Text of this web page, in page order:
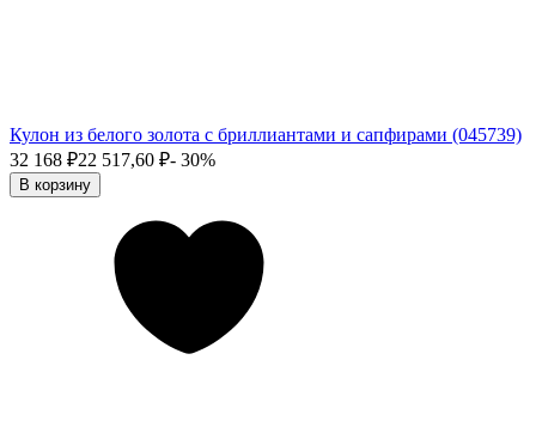
Кулон из белого золота с бриллиантами и сапфирами (045739)
32 168 ₽22 517,60 ₽- 30%
В корзину